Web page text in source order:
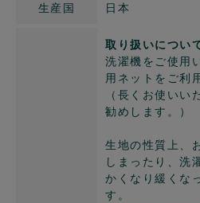
生産国 日本
取り扱いについ
洗濯機をご使用
用ネットをご利
（長くお使いい
勧めします。）
生地の性質上、
しまったり、洗
かくなり緩くな
す。